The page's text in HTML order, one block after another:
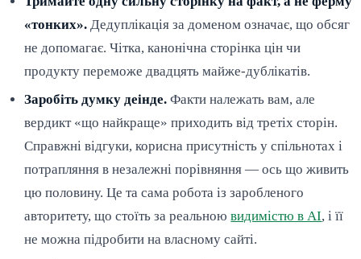
«тонких». Дедуплікація за доменом означає, що обсяг
не допомагає. Чітка, канонічна сторінка цін чи
продукту переможе двадцять майже-дублікатів.
Заробіть думку деінде. Факти належать вам, але
вердикт «що найкраще» приходить від третіх сторін.
Справжні відгуки, корисна присутність у спільнотах і
потрапляння в незалежні порівняння — ось що живить
цю половину. Це та сама робота із заробленого
авторитету, що стоїть за реальноювидимістю в AI, і її
не можна підробити на власному сайті.